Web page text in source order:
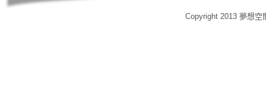
Copyright 2013 夢想